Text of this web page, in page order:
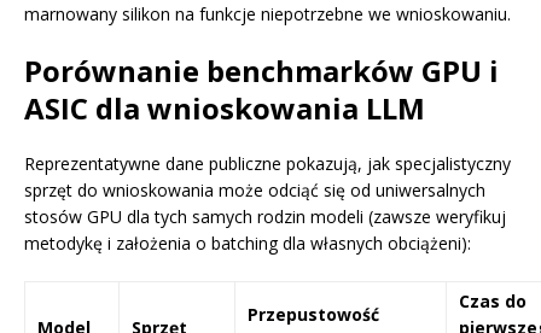
marnowany silikon na funkcje niepotrzebne we wnioskowaniu.
Porównanie benchmarków GPU i
ASIC dla wnioskowania LLM
Reprezentatywne dane publiczne pokazują, jak specjalistyczny
sprzęt do wnioskowania może odciąć się od uniwersalnych
stosów GPU dla tych samych rodzin modeli (zawsze weryfikuj
metodykę i założenia o batching dla własnych obciążeni):
Model Sprzęt
Przepustowość
Czas do